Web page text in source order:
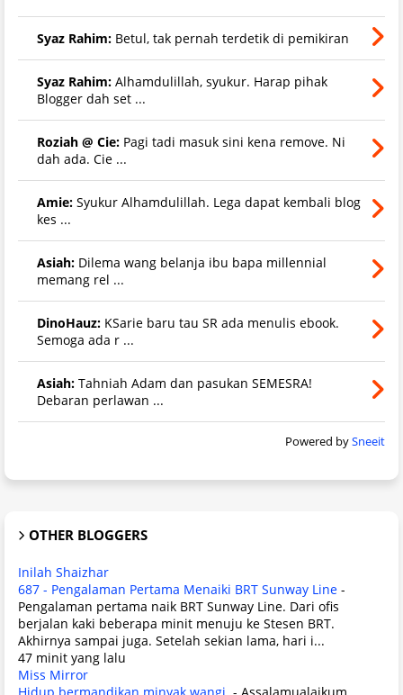
Syaz Rahim: Betul, tak pernah terdetik di pemikiran
Syaz Rahim: Alhamdulillah, syukur. Harap pihak
Blogger dah set ...
Roziah @ Cie: Pagi tadi masuk sini kena remove. Ni
dah ada. Cie ...
Amie: Syukur Alhamdulillah. Lega dapat kembali blog
kes ...
Asiah: Dilema wang belanja ibu bapa millennial
memang rel ...
DinoHauz: KSarie baru tau SR ada menulis ebook.
Semoga ada r ...
Asiah: Tahniah Adam dan pasukan SEMESRA!
Debaran perlawan ...
Powered bySneeit
OTHER BLOGGERS
Inilah Shaizhar
687 - Pengalaman Pertama Menaiki BRT Sunway Line -
Pengalaman pertama naik BRT Sunway Line. Dari ofis
berjalan kaki beberapa minit menuju ke Stesen BRT.
Akhirnya sampai juga. Setelah sekian lama, hari i...
47 minit yang lalu
Miss Mirror